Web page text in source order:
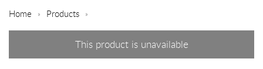
Home Products
This product is unavailable